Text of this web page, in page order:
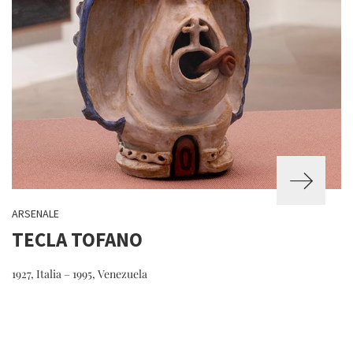
ARSENALE
TECLA TOFANO
1927, Italia – 1995, Venezuela